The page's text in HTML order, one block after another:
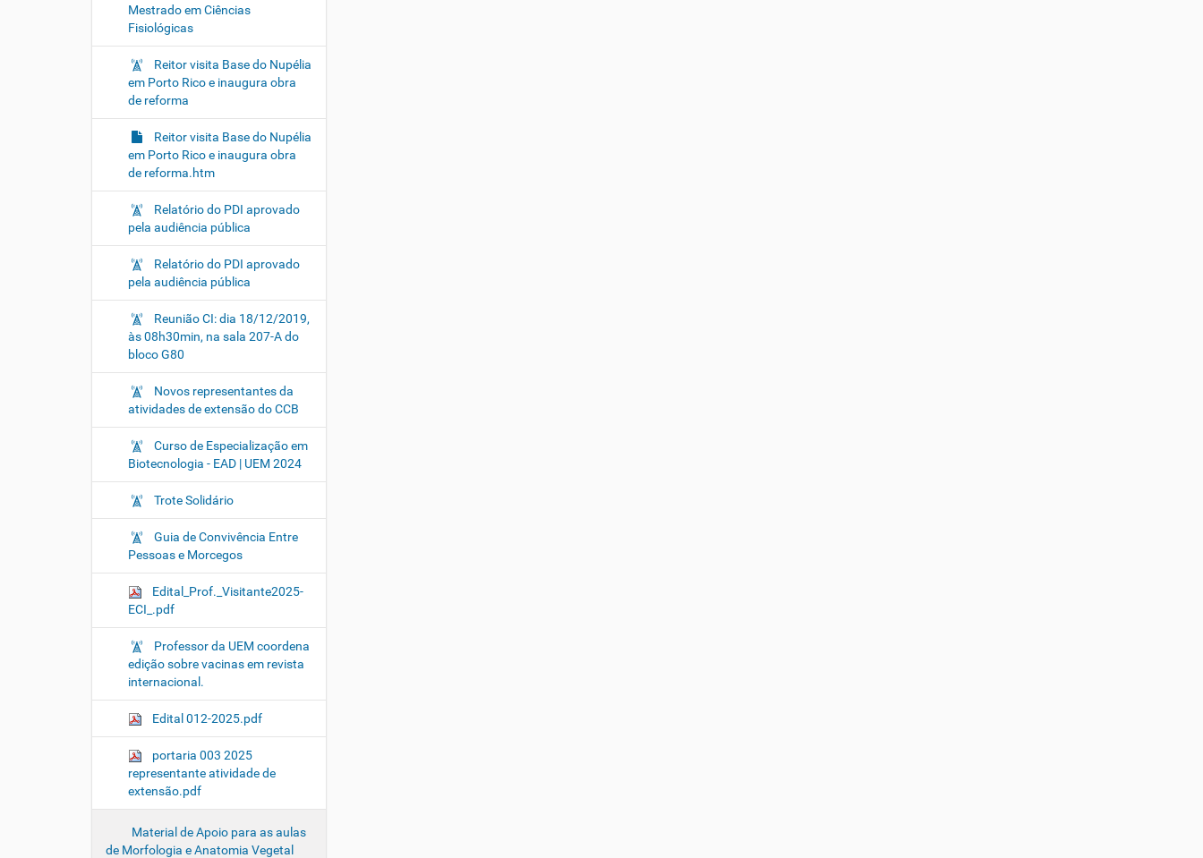
Mestrado em Ciências
Fisiológicas
Reitor visita Base do Nupélia
em Porto Rico e inaugura obra
de reforma
Reitor visita Base do Nupélia
em Porto Rico e inaugura obra
de reforma.htm
Relatório do PDI aprovado
pela audiência pública
Relatório do PDI aprovado
pela audiência pública
Reunião CI: dia 18/12/2019,
às 08h30min, na sala 207-A do
bloco G80
Novos representantes da
atividades de extensão do CCB
Curso de Especialização em
Biotecnologia - EAD | UEM 2024
Trote Solidário
Guia de Convivência Entre
Pessoas e Morcegos
Edital_Prof._Visitante2025-
ECI_.pdf
Professor da UEM coordena
edição sobre vacinas em revista
internacional.
Edital 012-2025.pdf
portaria 003 2025
representante atividade de
extensão.pdf
Material de Apoio para as aulas
de Morfologia e Anatomia Vegetal